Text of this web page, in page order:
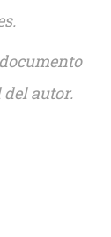
autor.